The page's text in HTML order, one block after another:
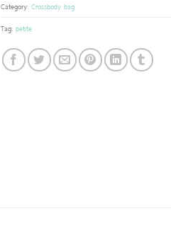
Category: Crossbody bag
Tag: petite